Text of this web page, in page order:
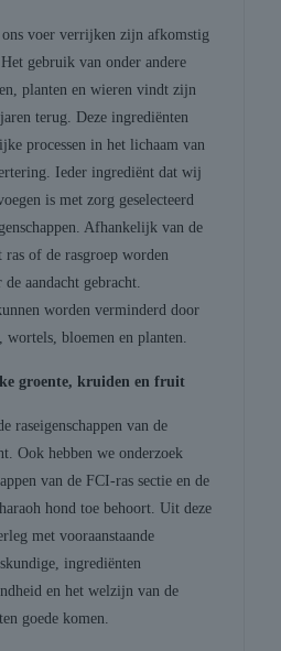
voer verrijken zijn afkomstig
gebruik van onder andere
planten en wieren vindt zijn
terug. Deze ingrediënten
processen in het lichaam van
Ieder ingrediënt dat wij
is met zorg geselecteerd
Afhankelijk van de
of de rasgroep worden
aandacht gebracht.
worden verminderd door
bloemen en planten.
groente, kruiden en fruit
raseigenschappen van de
Ook hebben we onderzoek
van de FCI-ras sectie en de
hond toe behoort. Uit deze
met vooraanstaande
ingrediënten
en het welzijn van de
goede komen.